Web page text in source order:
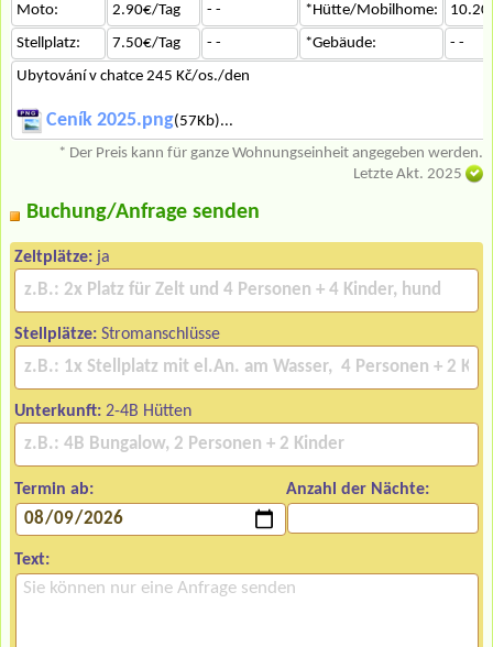
Moto:
2.90€/Tag - - *Hütte/Mobilhome:
Stellplatz:
7.50€/Tag - - *Gebäude:
- -
Ubytování v chatce 245 Kč/os./den
Ceník 2025.png(57Kb)...
* Der Preis kann für ganze Wohnungseinheit angegeben werden.
Letzte Akt. 2025
Buchung/Anfrage senden
Zeltplätze: ja
Stellplätze: Stromanschlüsse
Unterkunft: 2-4B Hütten
Termin ab: Anzahl der Nächte:
Text: